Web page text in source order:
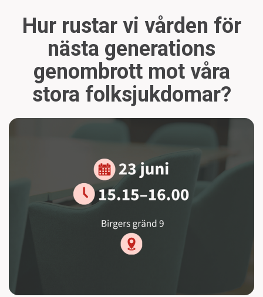
Hur rustar vi vården för
nästa generations
genombrott mot våra
stora folksjukdomar?